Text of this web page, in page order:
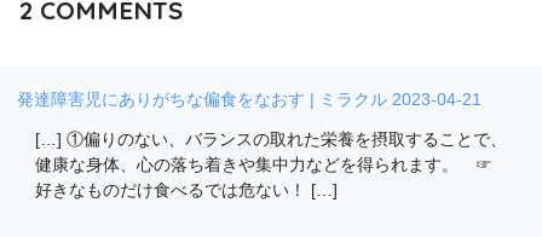
2 COMMENTS
発達障害児にありがちな偏食をなおす | ミラクル 2023-04-21
[…] ①偏りのない、バランスの取れた栄養を摂取することで、
健康な身体、心の落ち着きや集中力などを得られます。 ☞
好きなものだけ食べるでは危ない！ […]